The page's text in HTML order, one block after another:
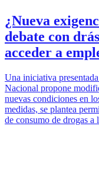
¿Nueva
debate con
acceder a
Una iniciativa
Nacional propone
nuevas condiciones en
medidas, se plantea
de consumo de drogas a